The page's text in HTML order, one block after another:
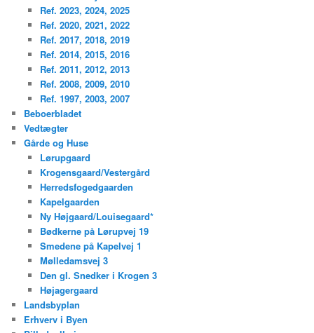
Ref. 2023, 2024, 2025
Ref. 2020, 2021, 2022
Ref. 2017, 2018, 2019
Ref. 2014, 2015, 2016
Ref. 2011, 2012, 2013
Ref. 2008, 2009, 2010
Ref. 1997, 2003, 2007
Beboerbladet
Vedtægter
Gårde og Huse
Lørupgaard
Krogensgaard/Vestergård
Herredsfogedgaarden
Kapelgaarden
Ny Højgaard/Louisegaard*
Bødkerne på Lørupvej 19
Smedene på Kapelvej 1
Mølledamsvej 3
Den gl. Snedker i Krogen 3
Højagergaard
Landsbyplan
Erhverv i Byen